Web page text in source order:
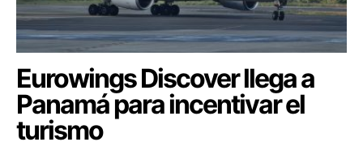
Eurowings Discover llega a
Panamá para incentivar el
turismo